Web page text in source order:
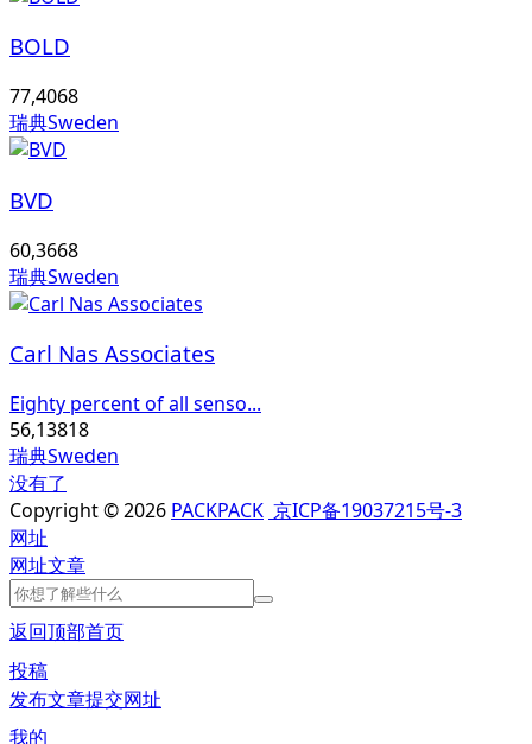
BOLD
77,4068
瑞典Sweden
BVD
60,3668
瑞典Sweden
Carl Nas Associates
Eighty percent of all senso...
56,13818
瑞典Sweden
没有了
Copyright © 2026 PACKPACK 京ICP备19037215号-3
网址
网址文章
返回顶部首页
投稿
发布文章提交网址
我的